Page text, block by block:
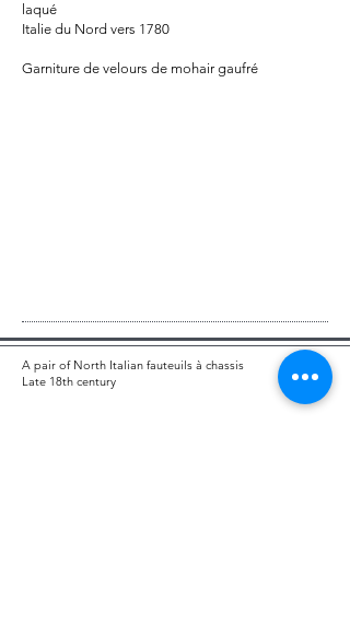
laqué
Italie du Nord vers 1780
Garniture de velours de mohair gaufré
A pair of North Italian fauteuils à chassis
Late 18th century